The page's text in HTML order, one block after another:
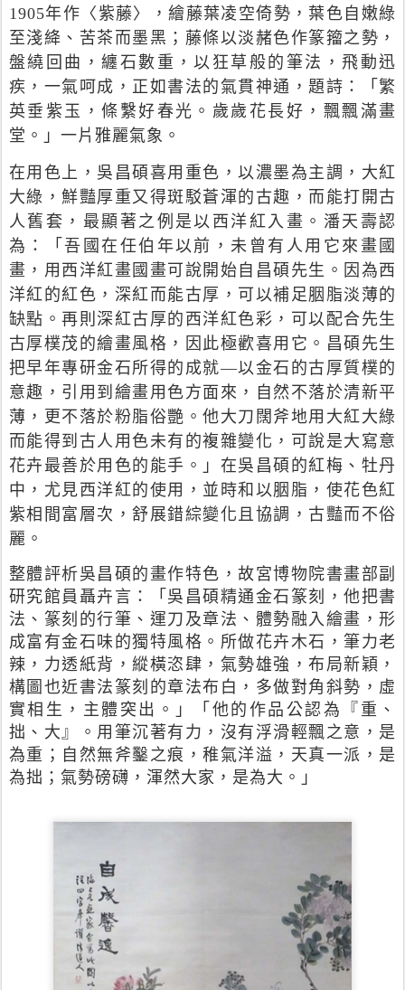
1905年作〈紫藤〉，繪藤葉凌空倚勢，葉色自嫩綠
至淺絳、苦茶而墨黑；藤條以淡赭色作篆籀之勢，
盤繞回曲，纏石數重，以狂草般的筆法，飛動迅
疾，一氣呵成，正如書法的氣貫神通，題詩：「繁
英垂紫玉，條繫好春光。歲歲花長好，飄飄滿畫
堂。」一片雅麗氣象。
在用色上，吳昌碩喜用重色，以濃墨為主調，大紅
大綠，鮮豔厚重又得斑駁蒼渾的古趣，而能打開古
人舊套，最顯著之例是以西洋紅入畫。潘天壽認
為：「吾國在任伯年以前，未曾有人用它來畫國
畫，用西洋紅畫國畫可說開始自昌碩先生。因為西
洋紅的紅色，深紅而能古厚，可以補足胭脂淡薄的
缺點。再則深紅古厚的西洋紅色彩，可以配合先生
古厚樸茂的繪畫風格，因此極歡喜用它。昌碩先生
把早年專研金石所得的成就—以金石的古厚質樸的
意趣，引用到繪畫用色方面來，自然不落於清新平
薄，更不落於粉脂俗艷。他大刀闊斧地用大紅大綠
而能得到古人用色未有的複雜變化，可說是大寫意
花卉最善於用色的能手。」在吳昌碩的紅梅、牡丹
中，尤見西洋紅的使用，並時和以胭脂，使花色紅
紫相間富層次，舒展錯綜變化且協調，古豔而不俗
麗。
整體評析吳昌碩的畫作特色，故宮博物院書畫部副
研究館員聶卉言：「吳昌碩精通金石篆刻，他把書
法、篆刻的行筆、運刀及章法、體勢融入繪畫，形
成富有金石味的獨特風格。所做花卉木石，筆力老
辣，力透紙背，縱橫恣肆，氣勢雄強，布局新穎，
構圖也近書法篆刻的章法布白，多做對角斜勢，虛
實相生，主體突出。」「他的作品公認為『重、
拙、大』。用筆沉著有力，沒有浮滑輕飄之意，是
為重；自然無斧鑿之痕，稚氣洋溢，天真一派，是
為拙；氣勢磅礴，渾然大家，是為大。」